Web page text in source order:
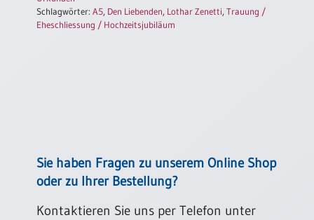
Schlagwörter:A5, Den Liebenden, Lothar Zenetti,Trauung /
Eheschliessung / Hochzeitsjubiläum
Sie haben Fragen zu unserem Online Shop
oder zu Ihrer Bestellung?
Kontaktieren Sie uns per Telefon unter